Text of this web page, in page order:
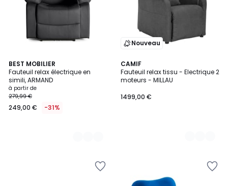
BEST MOBILIER
Fauteuil relax électrique en
simili, ARMAND
Prix
à
partir
à partir de
279,99 €
249,00 € -31%
3
Couleurs
Nouveau
CAMIF
Fauteuil relax tissu - Electrique 2
moteurs - MILLAU
1499,00 €
7
Couleurs